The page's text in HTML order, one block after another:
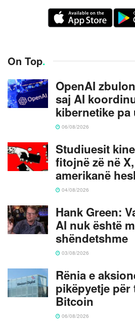
On Top.
OpenAI
saj AI
kibernetike pa
06/08/2026
Studiuesit
fitojnë zë në
amerikanë
04/08/2026
Hank Green:
AI nuk është
shëndetshme
03/08/2026
Rënia e
pikëpyetje për
Bitcoin
06/08/2026